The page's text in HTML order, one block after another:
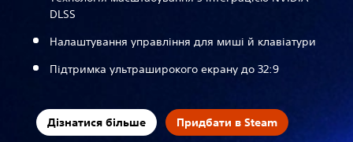
DLSS
Налаштування управління для миші й клавіатури
Підтримка ультраширокого екрану до 32:9
Дізнатися більше Придбати в Steam